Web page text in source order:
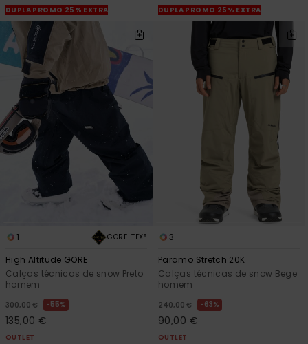
DUPLA PROMO 25% EXTRA
DUPLA PROMO 25% EXTRA
1 GORE-TEX®
High Altitude GORE
Calças técnicas de snow Preto
homem
300,00 € 55%
135,00 €
OUTLET
3
Paramo Stretch 20K
Calças técnicas de snow Bege
homem
240,00 € 63%
90,00 €
OUTLET